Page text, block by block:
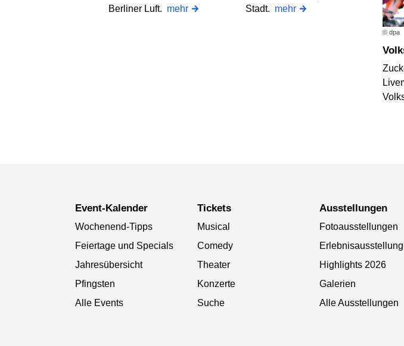
Berliner Luft. mehr
Stadt. mehr
© dpa
Event-Kalender
Wochenend-Tipps
Feiertage und Specials
Jahresübersicht
Pfingsten
Alle Events
Tickets
Musical
Comedy
Theater
Konzerte
Suche
Ausstellungen
Fotoausstellungen
Highlights 2026
Galerien
Alle Ausstellungen